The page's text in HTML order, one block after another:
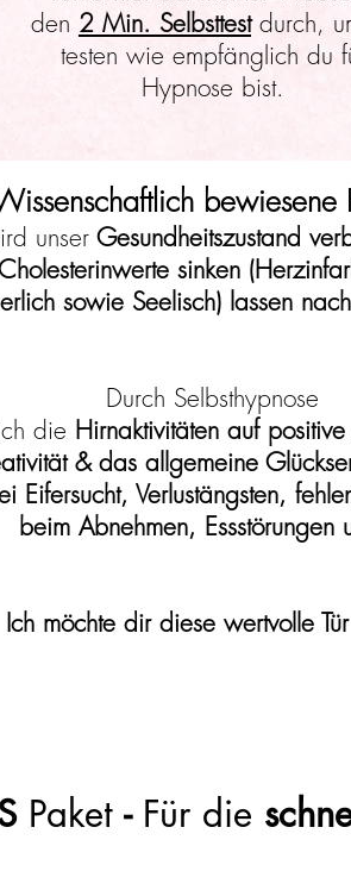
den 2 Min. Selbsttestdurch,
testen wie empfänglich du
Hypnose bist.
bewiesene
unser Gesundheitszustand
sinken
sowie Seelisch) lassen
Durch Selbsthypnose
die Hirnaktivitäten auf
& das allgemeine
Eifersucht, Verlustängsten,
beim Abnehmen, Essstörungen
Ich möchte dir diese wertvolle
Paket - Für die